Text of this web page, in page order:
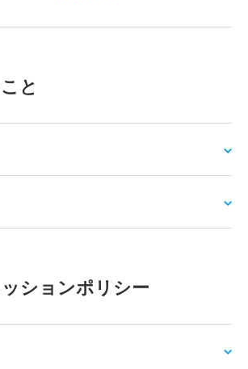
と
ションポリシー